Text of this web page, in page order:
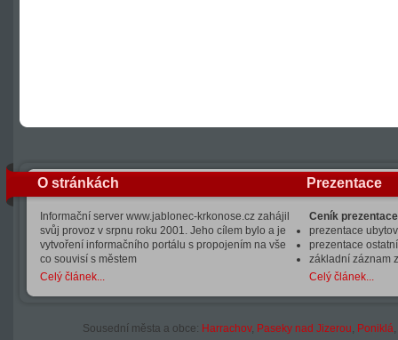
O stránkách
Informační server www.jablonec-krkonose.cz zahájil
svůj provoz v srpnu roku 2001. Jeho cílem bylo a je
vytvoření informačního portálu s propojením na vše
co souvisí s městem
Celý článek...
Prezentace
Ceník
prezentace
prezentace
základní záznam
Celý článek...
Sousední města a obce: Harrachov, Paseky nad Jizerou, Poniklá,